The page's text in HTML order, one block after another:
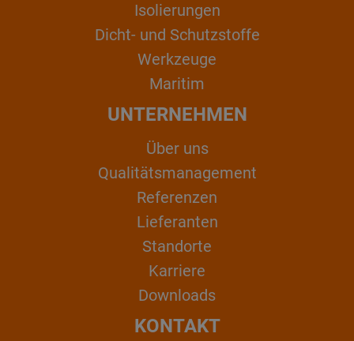
Isolierungen
Dicht- und Schutzstoffe
Werkzeuge
Maritim
UNTERNEHMEN
Über uns
Qualitätsmanagement
Referenzen
Lieferanten
Standorte
Karriere
Downloads
KONTAKT